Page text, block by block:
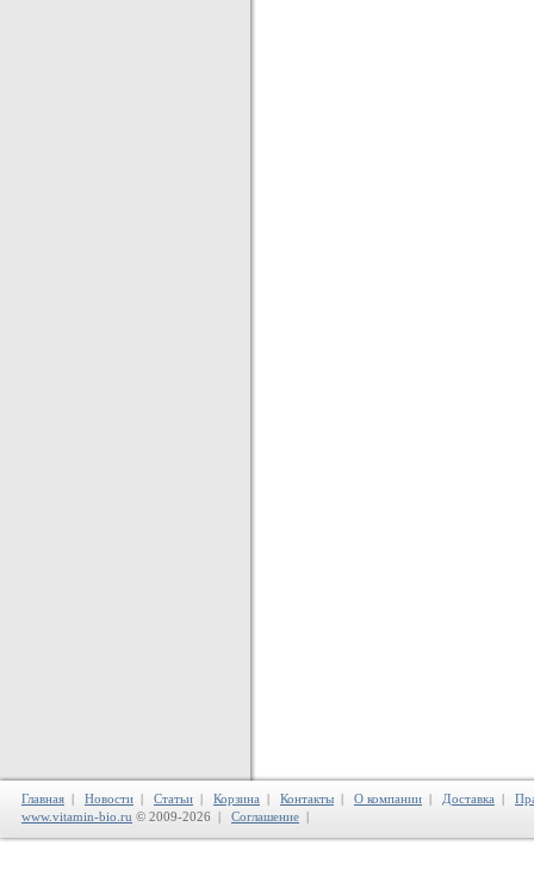
Главная | Новости | Статьи | Корзина | Контакты | О компании | Доставка |
www.vitamin-bio.ru © 2009-2026 | Соглашение |